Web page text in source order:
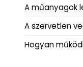
A műanyagok
A szervetlen
Hogyan